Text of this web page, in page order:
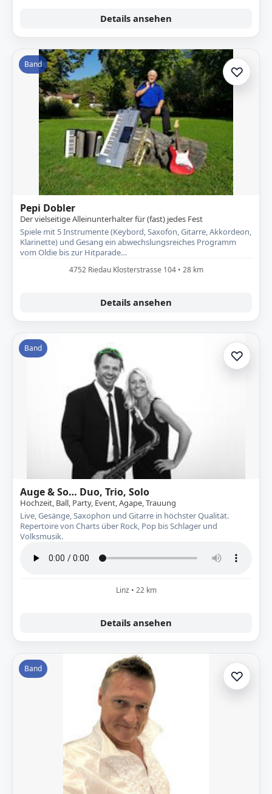
Details ansehen
Band ♡Zur
Pepi Dobler
Der vielseitige Alleinunterhalter für (fast) jedes Fest
Spiele mit 5 Instrumente (Keybord, Saxofon, Gitarre, Akkordeon,
Klarinette) und Gesang ein abwechslungsreiches Programm
vom Oldie bis zur Hitparade…
4752 Riedau Klosterstrasse 104 • 28 km
Details ansehen
Band ♡Zur
Auge & So… Duo, Trio, Solo
Hochzeit, Ball, Party, Event, Agape, Trauung
Live, Gesänge, Saxophon und Gitarre in höchster Qualität.
Repertoire von Charts über Rock, Pop bis Schlager und
Volksmusik.
Linz • 22 km
Details ansehen
Band ♡Zur